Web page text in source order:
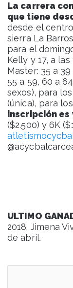
La carrera
que tiene
desde el
sierra La
para el
Kelly y 17, a
Master: 35 a
55 a 59, 60 a
sexos), para
(única), para
inscripción es
($2.500) y 6K
ULTIMO
2018. Jimena
de abril.